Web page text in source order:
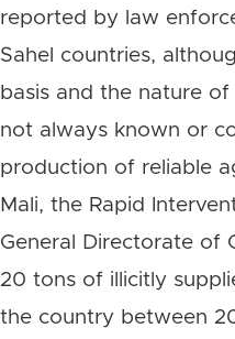
reported by law
Sahel countries,
basis and the nature
not always known or
production of reliable
Mali, the Rapid
General Directorate of
20 tons of illicitly
the country between